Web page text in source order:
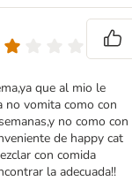
que al mio le
no vomita como con
no como con
de happy cat
con comida
la adecuada!!